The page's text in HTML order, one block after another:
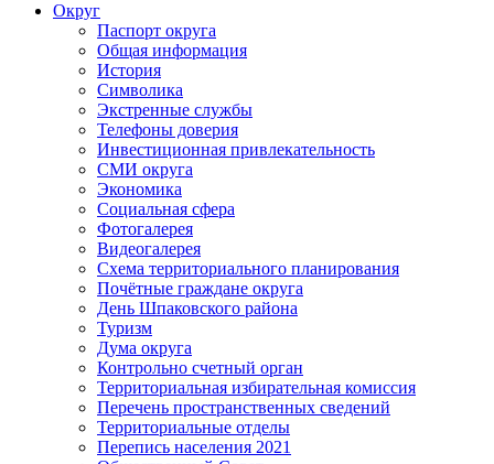
Округ
Паспорт округа
Общая информация
История
Символика
Экстренные службы
Телефоны доверия
Инвестиционная привлекательность
СМИ округа
Экономика
Социальная сфера
Фотогалерея
Видеогалерея
Схема территориального планирования
Почётные граждане округа
День Шпаковского района
Туризм
Дума округа
Контрольно счетный орган
Территориальная избирательная комиссия
Перечень пространственных сведений
Территориальные отделы
Перепись населения 2021